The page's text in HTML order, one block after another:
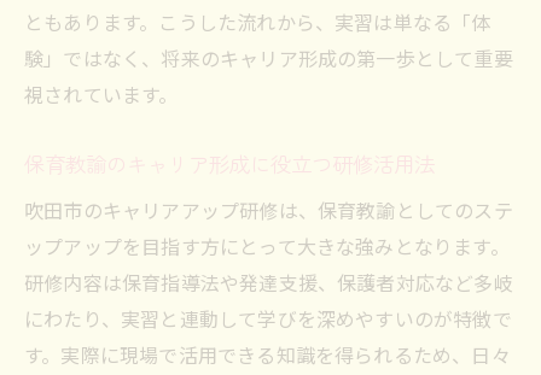
ともあります。こうした流れから、実習は単なる「体
験」ではなく、将来のキャリア形成の第一歩として重要
視されています。
保育教諭のキャリア形成に役立つ研修活用法
吹田市のキャリアアップ研修は、保育教諭としてのステ
ップアップを目指す方にとって大きな強みとなります。
研修内容は保育指導法や発達支援、保護者対応など多岐
にわたり、実習と連動して学びを深めやすいのが特徴で
す。実際に現場で活用できる知識を得られるため、日々